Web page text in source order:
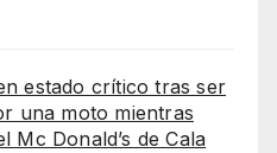
estado crítico tras ser
una moto mientras
Mc Donald’s de Cala